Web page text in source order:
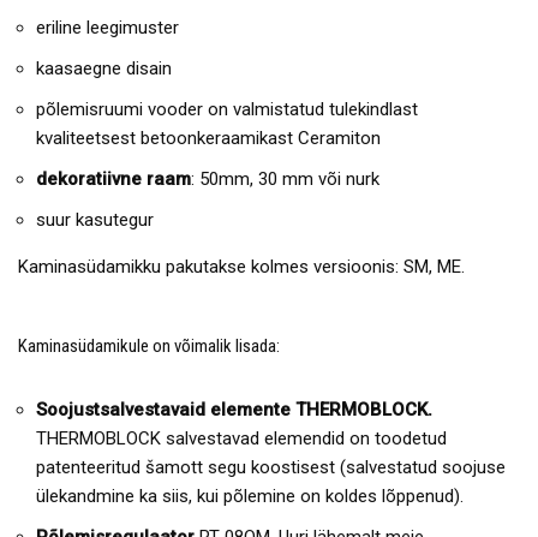
eriline leegimuster
kaasaegne disain
põlemisruumi vooder on valmistatud tulekindlast
kvaliteetsest betoonkeraamikast Ceramiton
dekoratiivne raam: 50mm, 30 mm või nurk
suur kasutegur
Kaminasüdamikku pakutakse kolmes versioonis: SM, ME.
Kaminasüdamikule on võimalik lisada:
Soojustsalvestavaid elemente THERMOBLOCK.
THERMOBLOCK salvestavad elemendid on toodetud
patenteeritud šamott segu koostisest (salvestatud soojuse
ülekandmine ka siis, kui põlemine on koldes lõppenud).